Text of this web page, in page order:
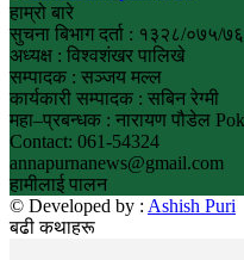
हाम्रो बारे
सुचना बिभाग दर्ता : १३२८/०७५/७६
अध्यक्ष : विश्वशंखर पालिखे
सम्पादक : सञ्जय मल्ल
कार्यकारी सम्पादक : सबिन रेग्मी
महा–प्रबन्धक : नारायण पौडेल
Contact: 061-54324
annapurnanews@gmail.com
हामीलाई पालन
© Developed by : Ashish Puri
बढी कथाहरू